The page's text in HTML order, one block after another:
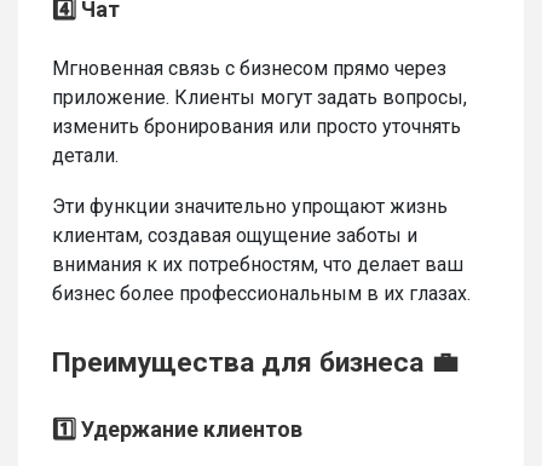
4️⃣ Чат
Мгновенная связь с бизнесом прямо через
приложение. Клиенты могут задать вопросы,
изменить бронирования или просто уточнять
детали.
Эти функции значительно упрощают жизнь
клиентам, создавая ощущение заботы и
внимания к их потребностям, что делает ваш
бизнес более профессиональным в их глазах.
Преимущества для бизнеса 💼
1️⃣ Удержание клиентов